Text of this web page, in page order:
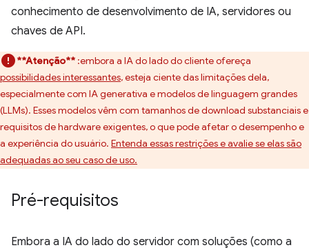
conhecimento de desenvolvimento de IA, servidores ou
chaves de API.
**Atenção** :embora a IA do lado do cliente ofereça
possibilidades interessantes, esteja ciente das limitações dela,
especialmente com IA generativa e modelos de linguagem grandes
(LLMs). Esses modelos vêm com tamanhos de download substanciais e
requisitos de hardware exigentes, o que pode afetar o desempenho e
a experiência do usuário. Entenda essas restrições e avalie se elas são
adequadas ao seu caso de uso.
Pré-requisitos
Embora a IA do lado do servidor com soluções (como a